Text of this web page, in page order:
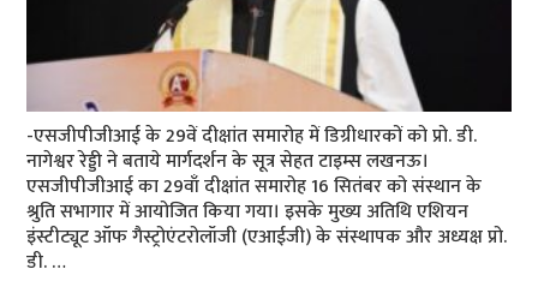
-एसजीपीजीआई के 29वें दीक्षांत समारोह में डिग्रीधारकों को प्रो. डी.
नागेश्वर रेड्डी ने बताये मार्गदर्शन के सूत्र सेहत टाइम्स लखनऊ।
एसजीपीजीआई का 29वाँ दीक्षांत समारोह 16 सितंबर को संस्थान के
श्रुति सभागार में आयोजित किया गया। इसके मुख्य अतिथि एशियन
इंस्टीट्यूट ऑफ गैस्ट्रोएंटरोलॉजी (एआईजी) के संस्थापक और अध्यक्ष प्रो.
डी. …